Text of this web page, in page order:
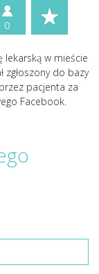
0
lekarską w mieście
zgłoszony do bazy
pacjenta za
Facebook.